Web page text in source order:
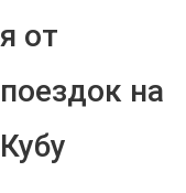
я от
поездок на
Кубу